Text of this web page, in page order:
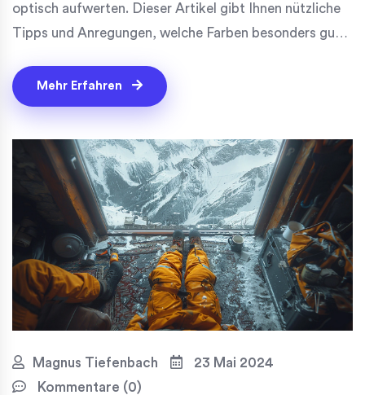
optisch aufwerten. Dieser Artikel gibt Ihnen nützliche
Tipps und Anregungen, welche Farben besonders gut
gestalten können.
Mehr Erfahren
Magnus Tiefenbach
23 Mai 2024
Kommentare (0)